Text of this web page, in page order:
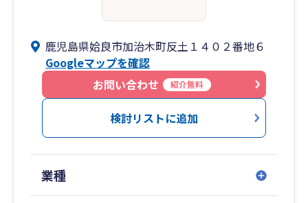
鹿児島県姶良市加治木町反土１４０２番地６
Googleマップを確認
お問い合わせ
紹介無料
検討リストに追加
業種